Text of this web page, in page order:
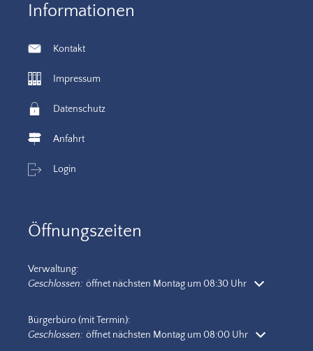
Informationen
Kontakt
Impressum
Datenschutz
Anfahrt
Login
Öffnungszeiten
Verwaltung:
Klicken, um weitere Öffnungs- oder Schließzeiten auszublenden
Geschlossen: öffnet nächsten Montag um 08:30 Uhr
Bürgerbüro (mit Termin):
Klicken, um weitere Öffnungs- oder Schließzeiten auszublenden
Geschlossen: öffnet nächsten Montag um 08:00 Uhr